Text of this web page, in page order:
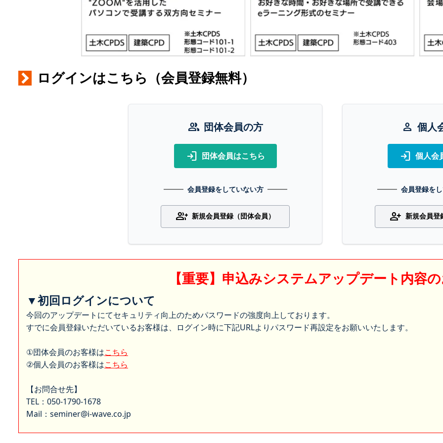
ログインはこちら（会員登録無料）
group 団体会員の方
login 団体会員はこちら
会員登録をしていない方
group_add 新規会員登録（団体会員）
person 個人
login 個人会
会員登録を
person_add 新規会員登
【重要】申込みシステムアップデート内容
▼初回ログインについて
今回のアップデートにてセキュリティ向上のためパスワードの強度向上しております。
すでに会員登録いただいているお客様は、ログイン時に下記URLよりパスワード再設定をお願いいたします。
①団体会員のお客様はこちら
②個人会員のお客様はこちら
【お問合せ先】
TEL：050-1790-1678
Mail：seminer@i-wave.co.jp